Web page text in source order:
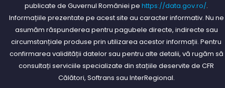
publicate de Guvernul României pe https://data.gov.ro/.
Informațiile prezentate pe acest site au caracter informativ. Nu ne
asumăm răspunderea pentru pagubele directe, indirecte sau
circumstanțiale produse prin utilizarea acestor informații. Pentru
confirmarea validității datelor sau pentru alte detalii, vă rugăm să
consultați serviciile specializate din stațiile deservite de CFR
Călători, Softrans sau InterRegional.